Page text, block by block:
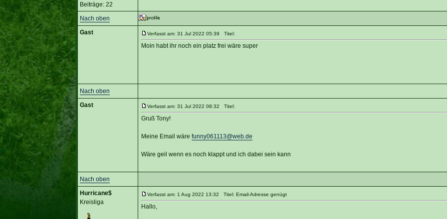
Beiträge: 22
Nach oben
Gast
Verfasst am: 31 Jul 2022 05:39 Titel:
Moin habt ihr noch ein platz frei wäre super
Nach oben
Gast
Verfasst am: 31 Jul 2022 08:32 Titel:
Gruß Tony!
Meine Email wäre funny061113@web.de
Wäre geil wenn es noch klappt und ich dabei sein kann
Nach oben
Hurricane$
Kreisliga
Verfasst am: 1 Aug 2022 13:32 Titel: Email-Adresse genügt
Hallo,